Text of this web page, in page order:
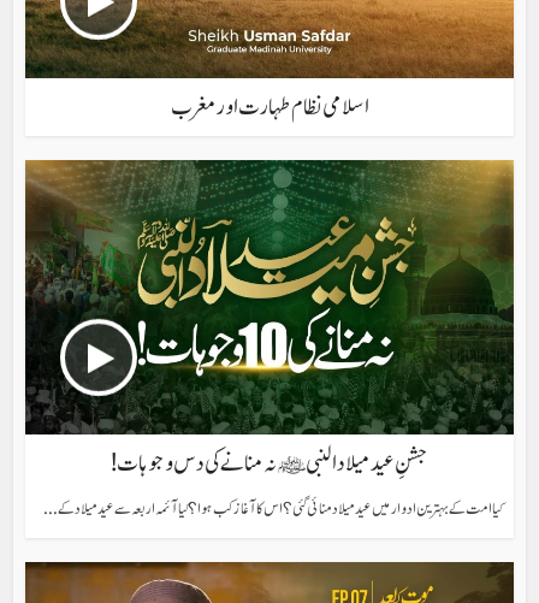
اسلامی نظام طہارت اور مغرب
جشنِ عید میلاد النبی ﷺ نہ منانے کی دس وجوہات!
کیا امت کے بہترین ادوار میں عید میلاد منائی گئی؟ اس کا آغاز کب ہوا؟ کیا آئمہ اربعہ سے عید میلاد کے...